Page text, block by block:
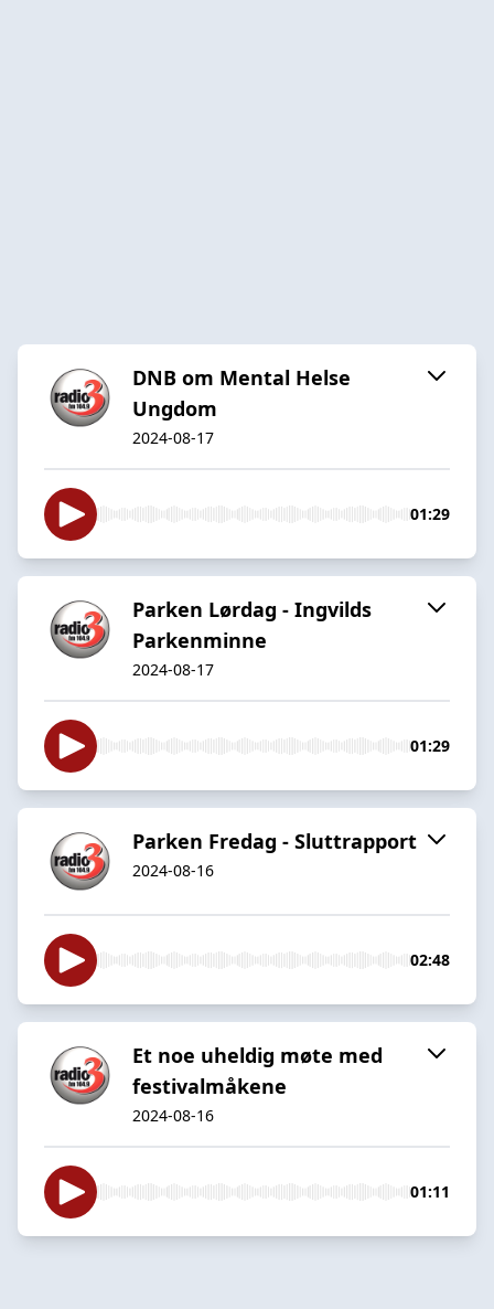
DNB om Mental Helse
Ungdom
2024-08-17
01:29
Parken Lørdag - Ingvilds
Parkenminne
2024-08-17
01:29
Parken Fredag - Sluttrapport
2024-08-16
02:48
Et noe uheldig møte med
festivalmåkene
2024-08-16
01:11